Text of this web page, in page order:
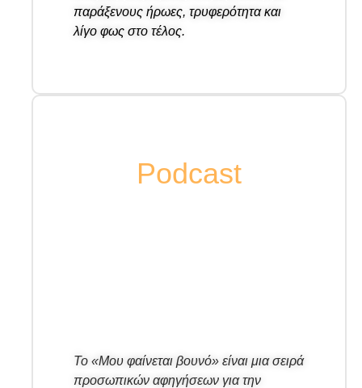
παράξενους ήρωες, τρυφερότητα και
λίγο φως στο τέλος.
Podcast
Το «Μου φαίνεται βουνό» είναι μια σειρά
προσωπικών αφηγήσεων για την